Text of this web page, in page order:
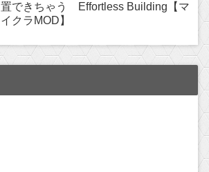
置できちゃう Effortless Building【マ
イクラMOD】